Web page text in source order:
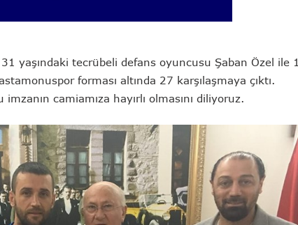
31 yaşındaki tecrübeli defans oyuncusu Şaban Özel ile 1
forması altında 27 karşılaşmaya çıktı.
camiamıza hayırlı olmasını diliyoruz.